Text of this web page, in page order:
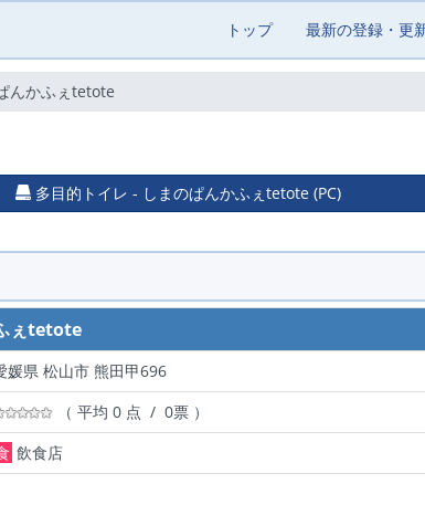
トップ 最新の登録・更
んかふぇtetote
多目的トイレ - しまのぱんかふぇtetote (PC)
ぇtetote
媛県 松山市 熊田甲696
（ 平均 0 点 / 0票 ）
飲食店